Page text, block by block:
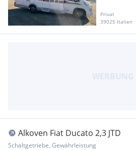
Privat
39025 Italien
Alkoven Fiat Ducato 2,3 JTD
Schaltgetriebe, Gewährleistung